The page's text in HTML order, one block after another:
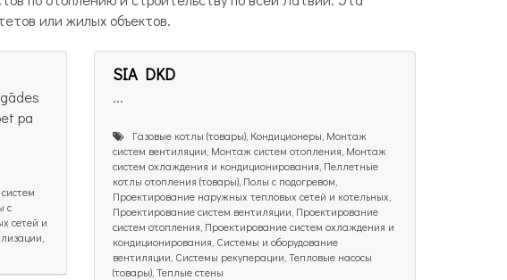
или жилых объектов.
pa
с
сетей и
SIA DKD
...
Газовые котлы (товары), Кондиционеры, Монтаж
систем вентиляции, Монтаж систем отопления, Монтаж
систем охлаждения и кондиционирования, Пеллетные
котлы отопления (товары), Полы с подогревом,
Проектирование наружных тепловых сетей и котельных,
Проектирование систем вентиляции, Проектирование
систем отопления, Проектирование систем охлаждения и
кондиционирования, Системы и оборудование
вентиляции, Системы рекуперации, Тепловые насосы
(товары), Теплые стены